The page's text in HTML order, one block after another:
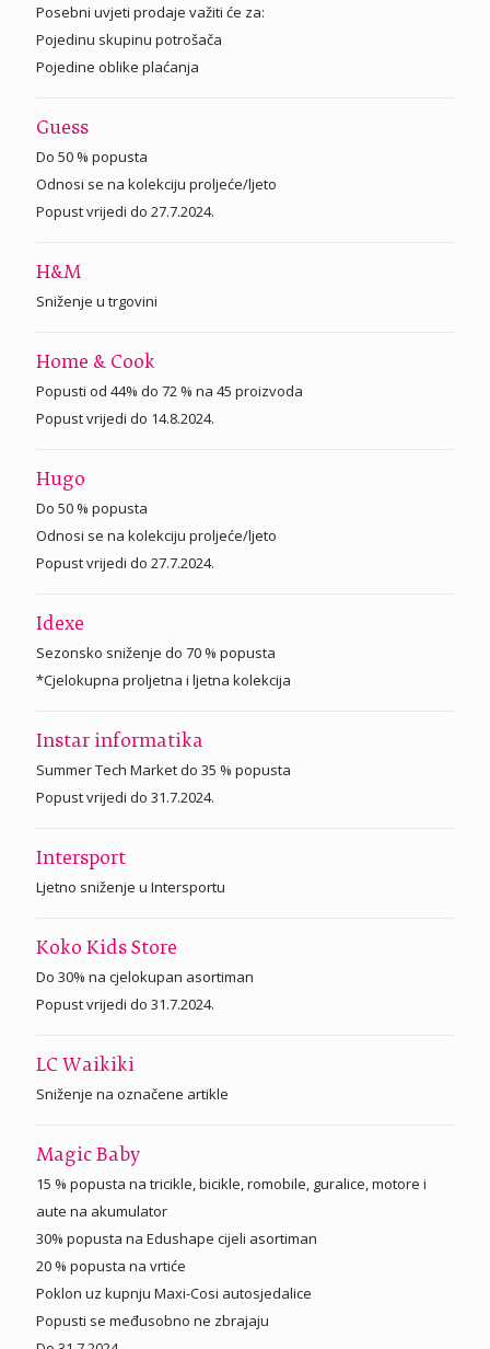
Posebni uvjeti prodaje važiti će za:
Pojedinu skupinu potrošača
Pojedine oblike plaćanja
Guess
Do 50 % popusta
Odnosi se na kolekciju proljeće/ljeto
Popust vrijedi do 27.7.2024.
H&M
Sniženje u trgovini
Home & Cook
Popusti od 44% do 72 % na 45 proizvoda
Popust vrijedi do 14.8.2024.
Hugo
Do 50 % popusta
Odnosi se na kolekciju proljeće/ljeto
Popust vrijedi do 27.7.2024.
Idexe
Sezonsko sniženje do 70 % popusta
*Cjelokupna proljetna i ljetna kolekcija
Instar informatika
Summer Tech Market do 35 % popusta
Popust vrijedi do 31.7.2024.
Intersport
Ljetno sniženje u Intersportu
Koko Kids Store
Do 30% na cjelokupan asortiman
Popust vrijedi do 31.7.2024.
LC Waikiki
Sniženje na označene artikle
Magic Baby
15 % popusta na tricikle, bicikle, romobile, guralice, motore i
aute na akumulator
30% popusta na Edushape cijeli asortiman
20 % popusta na vrtiće
Poklon uz kupnju Maxi-Cosi autosjedalice
Popusti se međusobno ne zbrajaju